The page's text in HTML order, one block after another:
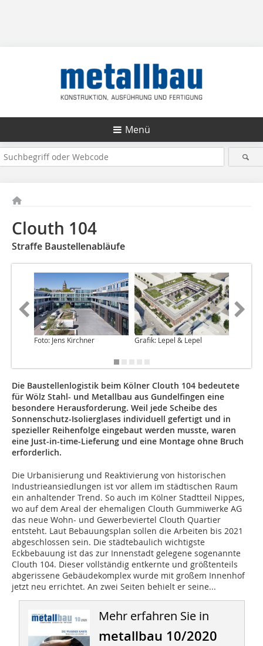
Menü
Clouth 104
Straffe Baustellenabläufe
Foto: Jens Kirchner Grafik: Lepel & Lepel
Die Baustellenlogistik beim Kölner Clouth 104 bedeutete
für Wölz Stahl- und Metallbau aus Gundelfingen eine
besondere Herausforderung. Weil jede Scheibe des
Sonnenschutz-Isolierglases individuell gefertigt und in
spezieller Reihenfolge eingebaut werden musste, waren
eine Just-in-time-Lieferung und eine Montage ohne Bruch
erforderlich.
Die Urbanisierung und Reaktivierung von historischen
Industrieansiedlungen ist vor allem im städtischen Raum
ein anhaltender Trend. So auch im Kölner Stadtteil Nippes,
wo auf dem Areal der ehemaligen Clouth Gummiwerke AG
das neue Wohn- und Gewerbeviertel Clouth Quartier
entsteht. Laut Bebauungsplan sollen die Arbeiten bis 2021
abgeschlossen sein. Die städtebaulich wichtigste
Eckbebauung ist das zur Innenstadt gelegene sogenannte
Clouth 104. Dieser vollständig entkernte und größtenteils
abgerissene Gebäudekomplex wurde mit großem Innenhof
jetzt neu errichtet. An zwei Seiten behielt er seine...
Mehr erfahren Sie in
metallbau 10/2020